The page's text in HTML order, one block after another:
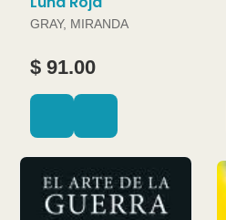
GRAY, MIRANDA
$ 91.00